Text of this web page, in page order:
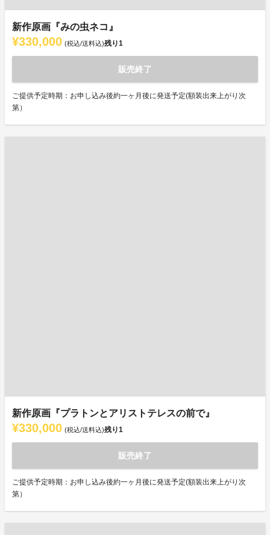
新作原画『みの虫ネコ』
¥330,000 (税込/送料込)残り1
販売終了
ご提供予定時期：お申し込み後約一ヶ月後に発送予定(額装出来上がり次
第）
新作原画『プラトンとアリストテレスの前で』
¥330,000 (税込/送料込)残り1
販売終了
ご提供予定時期：お申し込み後約一ヶ月後に発送予定(額装出来上がり次
第）